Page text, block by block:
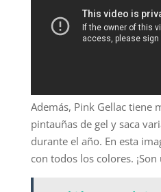
Además, Pink Gellac tiene
pintauñas de gel y saca
durante el año. En esta
con todos los colores.